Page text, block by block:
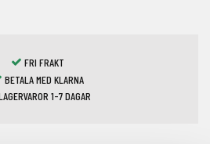
FRI FRAKT
BETALA MED KLARNA
1-7 DAGAR